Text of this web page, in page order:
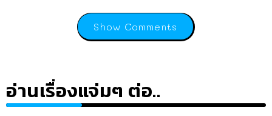
Show Comments
อ่านเรื่องแจ่มๆ ต่อ..